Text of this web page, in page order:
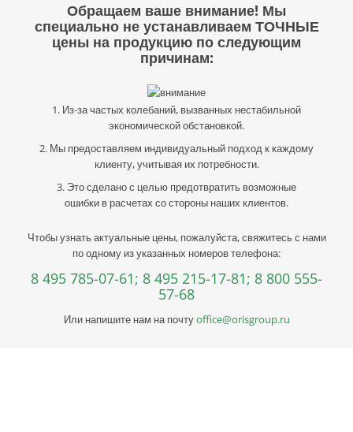
Обращаем ваше внимание! Мы
специально не устанавливаем ТОЧНЫЕ
цены на продукцию по следующим
причинам:
1. Из-за частых колебаний, вызванных нестабильной
экономической обстановкой.
2. Мы предоставляем индивидуальный подход к каждому
клиенту, учитывая их потребности.
3. Это сделано с целью предотвратить возможные
ошибки в расчетах со стороны наших клиентов.
Чтобы узнать актуальные цены, пожалуйста, свяжитесь с нами
по одному из указанных номеров телефона:
8 495 785-07-61; 8 495 215-17-81; 8 800 555-
57-68
Или напишите нам на почтуoffice@orisgroup.ru